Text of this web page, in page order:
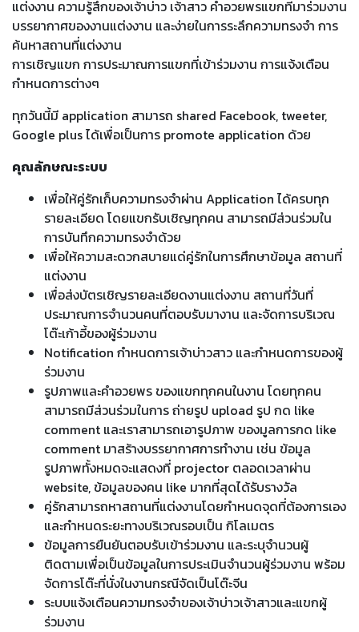
แต่งงาน ความรู้สึกของเจ้าบ่าว เจ้าสาว คำอวยพรแขกที่มาร่วมงาน
บรรยากาศของงานแต่งงาน และง่ายในการระลึกความทรงจำ การ
ค้นหาสถานที่แต่งงาน
การเชิญแขก การประมาณการแขกที่เข้าร่วมงาน การแจ้งเตือน
กำหนดการต่างๆ
ทุกวันนี้มี application สามารถ shared Facebook, tweeter,
Google plus ได้เพื่อเป็นการ promote application ด้วย
คุณลักษณะระบบ
เพื่อให้คู่รักเก็บความทรงจำผ่าน Application ได้ครบทุก
รายละเอียด โดยแขกรับเชิญทุกคน สามารถมีส่วนร่วมใน
การบันทึกความทรงจำด้วย
เพื่อให้ความสะดวกสบายแด่คู่รักในการศึกษาข้อมูล สถานที่
แต่งงาน
เพื่อส่งบัตรเชิญรายละเอียดงานแต่งงาน สถานที่วันที่
ประมาณการจำนวนคนที่ตอบรับมางาน และจัดการบริเวณ
โต๊ะเก้าอี้ของผู้ร่วมงาน
Notification กำหนดการเจ้าบ่าวสาว และกำหนดการของผู้
ร่วมงาน
รูปภาพและคำอวยพร ของแขกทุกคนในงาน โดยทุกคน
สามารถมีส่วนร่วมในการ ถ่ายรูป upload รูป กด like
comment และเราสามารถเอารูปภาพ ของมูลการกด like
comment มาสร้างบรรยากาศการทำงาน เช่น ข้อมูล
รูปภาพทั้งหมดจะแสดงที่ projector ตลอดเวลาผ่าน
website, ข้อมูลของคน like มากที่สุดได้รับรางวัล
คู่รักสามารถหาสถานที่แต่งงานโดยกำหนดจุดที่ต้องการเอง
และกำหนดระยะทางบริเวณรอบเป็น กิโลเมตร
ข้อมูลการยืนยันตอบรับเข้าร่วมงาน และระบุจำนวนผู้
ติดตามเพื่อเป็นข้อมูลในการประเมินจำนวนผู้ร่วมงาน พร้อม
จัดการโต๊ะที่นั่งในงานกรณีจัดเป็นโต๊ะจีน
ระบบแจ้งเตือนความทรงจำของเจ้าบ่าวเจ้าสาวและแขกผู้
ร่วมงาน